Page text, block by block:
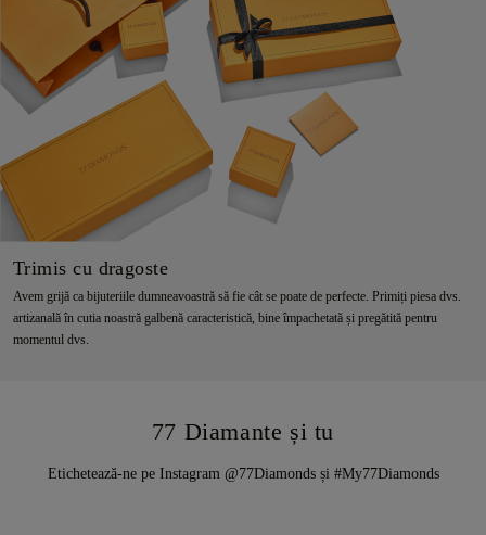
Trimis cu dragoste
Avem grijă ca bijuteriile dumneavoastră să fie cât se poate de perfecte. Primiți piesa dvs.
artizanală în cutia noastră galbenă caracteristică, bine împachetată și pregătită pentru
momentul dvs.
77 Diamante și tu
Etichetează-ne pe Instagram @77Diamonds și #My77Diamonds